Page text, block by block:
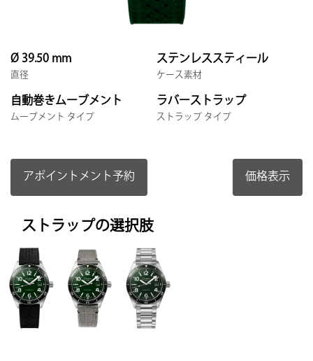
Ø 39.50 mm
直径
ステンレススティール
ケース素材
自動巻きムーブメント
ムーブメント タイプ
ラバーストラップ
ストラップ タイプ
アポイントメント予約 価格表示
ストラップの選択肢